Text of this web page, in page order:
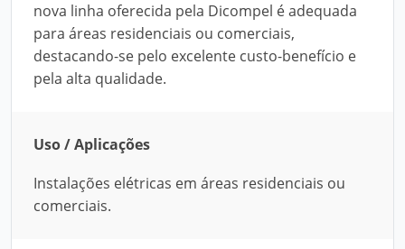
nova linha oferecida pela Dicompel é adequada
para áreas residenciais ou comerciais,
destacando-se pelo excelente custo-benefício e
pela alta qualidade.
Uso / Aplicações
Instalações elétricas em áreas residenciais ou
comerciais.